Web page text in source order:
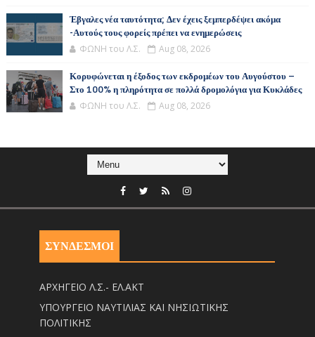
Έβγαλες νέα ταυτότητα; Δεν έχεις ξεμπερδέψει ακόμα
-Αυτούς τους φορείς πρέπει να ενημερώσεις
ΦΩΝΗ του Λ.Σ. Aug 08, 2026
Κορυφώνεται η έξοδος των εκδρομέων του Αυγούστου –
Στο 100% η πληρότητα σε πολλά δρομολόγια για Κυκλάδες
ΦΩΝΗ του Λ.Σ. Aug 08, 2026
ΣΥΝΔΕΣΜΟΙ
ΑΡΧΗΓΕΙΟ Λ.Σ.- ΕΛ.ΑΚΤ
ΥΠΟΥΡΓΕΙΟ ΝΑΥΤΙΛΙΑΣ ΚΑΙ ΝΗΣΙΩΤΙΚΗΣ
ΠΟΛΙΤΙΚΗΣ